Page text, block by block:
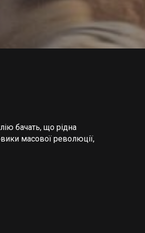
бачать, що рідна
масової революції,